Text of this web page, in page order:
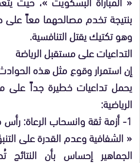
بنتيجة تخدم مصالحهما معاً
وهو تكتيك يقتل التنافسية.
التداعيات على مستقبل الرياضة
إن استمرار وقوع مثل هذه
يحمل تداعيات خطيرة جداً على
الرياضية:
1- أزمة ثقة وانسحاب الرعاة:
« الشفافية وعدم القدرة على
الجماهير إحساس بأن